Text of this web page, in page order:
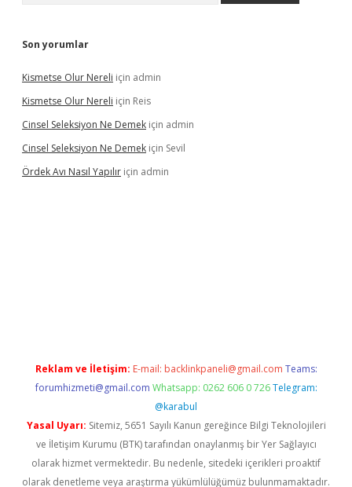
Son yorumlar
Kismetse Olur Nereli için admin
Kismetse Olur Nereli için Reis
Cinsel Seleksiyon Ne Demek için admin
Cinsel Seleksiyon Ne Demek için Sevil
Ördek Avı Nasıl Yapılır için admin
Reklam ve İletişim: E-mail: backlinkpaneli@gmail.com Teams:
forumhizmeti@gmail.com Whatsapp: 0262 606 0 726 Telegram:
@karabul
Yasal Uyarı: Sitemiz, 5651 Sayılı Kanun gereğince Bilgi Teknolojileri
ve İletişim Kurumu (BTK) tarafından onaylanmış bir Yer Sağlayıcı
olarak hizmet vermektedir. Bu nedenle, sitedeki içerikleri proaktif
olarak denetleme veya araştırma yükümlülüğümüz bulunmamaktadır.